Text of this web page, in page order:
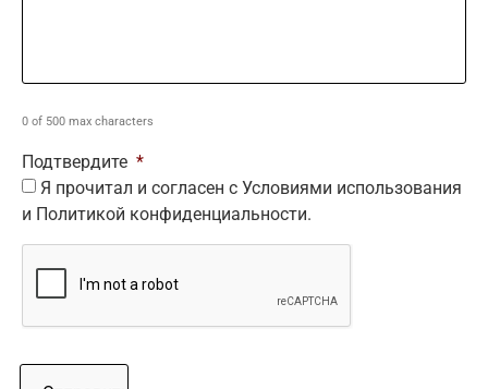
0 of 500 max characters
Подтвердите *
Я прочитал и согласен с Условиями использования
и Политикой конфиденциальности.
CAPTCHA